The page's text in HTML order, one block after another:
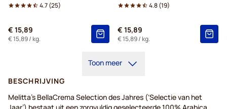
4.7(25)
€ 15,89
€ 15,89/ kg.
4.8(19)
€ 15,89
€ 15,89/ kg.
Toon meer
BESCHRIJVING
Melitta’s BellaCrema Selection des Jahres (‘Selectie van het